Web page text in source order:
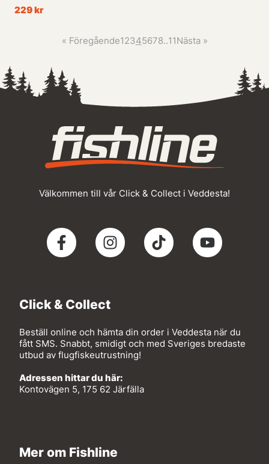
229 kr
« Föregående12345678..11Nästa »
Välkommen till vår Click & Collect i Veddesta!
Click & Collect
Beställ online och hämta din order i Veddesta när du
fått SMS. Snabbt, smidigt och med Sveriges bredaste
utbud av flugfiskeutrustning!
Adressen hittar du här:
Kontovägen 5, 175 62 Järfälla
Mer om Fishline